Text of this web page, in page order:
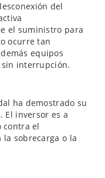
del
el suministro para
ocurre tan
equipos
interrupción.
ha demostrado su
El inversor es a
contra el
sobrecarga o la